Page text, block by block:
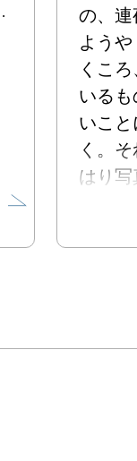
の、連
よう
くこ
いる
いこ
く。
はり